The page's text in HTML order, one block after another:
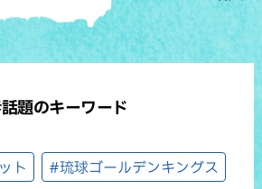
題のキーワード
ト #琉球ゴールデンキングス